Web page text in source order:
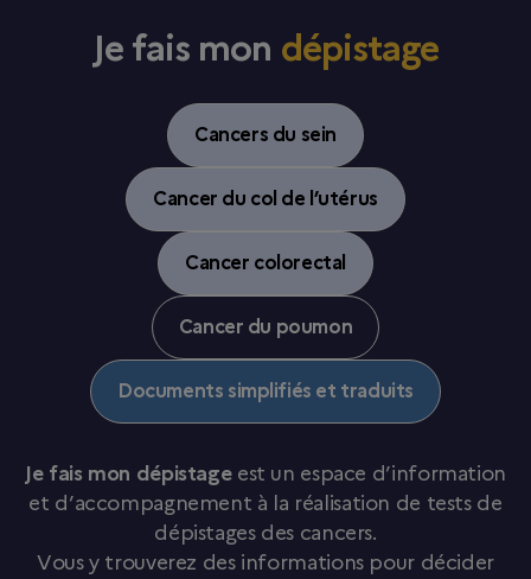
Je fais mon dépistage
Cancers du sein
Cancer du col de l’utérus
Cancer colorectal
Cancer du poumon
Documents simplifiés et traduits
Je fais mon dépistageest un espace d’information
et d’accompagnement à la réalisation de tests de
dépistages des cancers.
Vous y trouverez des informations pour décider